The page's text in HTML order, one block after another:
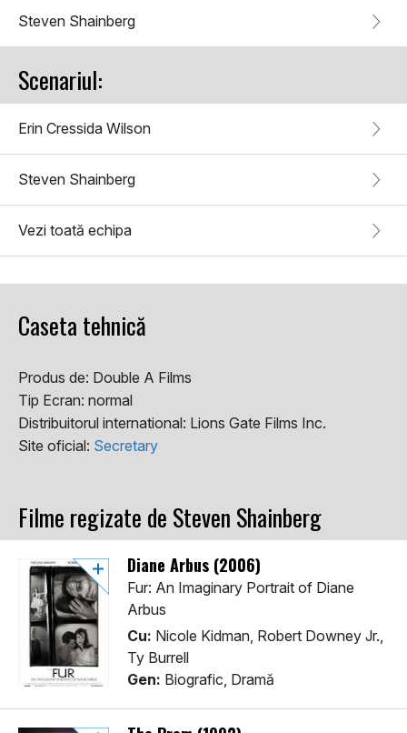
Steven Shainberg
Scenariul:
Erin Cressida Wilson
Steven Shainberg
Vezi toată echipa
Caseta tehnică
Produs de: Double A Films
Tip Ecran: normal
Distribuitorul international: Lions Gate Films Inc.
Site oficial: Secretary
Filme regizate de Steven Shainberg
Diane Arbus (2006)
Fur: An Imaginary Portrait of Diane
Arbus
Cu: Nicole Kidman, Robert Downey Jr.,
Ty Burrell
Gen: Biografic, Dramă